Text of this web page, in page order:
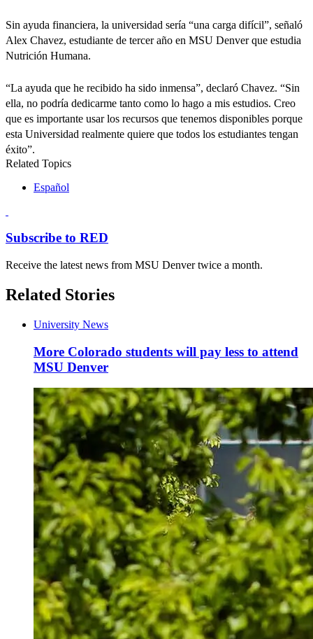
Sin ayuda financiera, la universidad sería “una carga difícil”, señaló
Alex Chavez, estudiante de tercer año en MSU Denver que estudia
Nutrición Humana.
“La ayuda que he recibido ha sido inmensa”, declaró Chavez. “Sin
ella, no podría dedicarme tanto como lo hago a mis estudios. Creo
que es importante usar los recursos que tenemos disponibles porque
esta Universidad realmente quiere que todos los estudiantes tengan
éxito”.
Related Topics
Español
Subscribe to RED
Receive the latest news from MSU Denver twice a month.
Related Stories
University News
More Colorado students will pay less to attend
MSU Denver